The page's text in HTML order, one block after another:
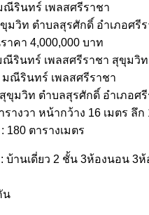
ณีรินทร์ เพลสศรีราชา
มวิท ตำบลสุรศักดิ์ อำเภอศรี
าคา 4,000,000 บาท
ณีรินทร์ เพลสศรีราชา สุขุมวิ
มณีรินทร์ เพลสศรีราชา
ขุมวิท ตำบลสุรศักดิ์ อำเภอศ
รางวา หน้ากว้าง 16 เมตร ลึก
180 ตารางเมตร
: บ้านเดี่ยว 2 ชั้น 3ห้องนอน 3
น